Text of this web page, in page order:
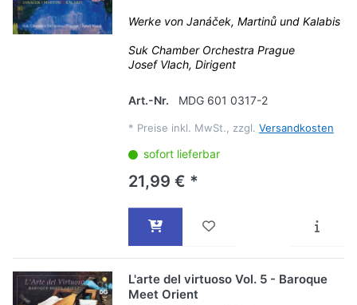
Werke von Janáček, Martinů und Kalabis
Suk Chamber Orchestra Prague
Josef Vlach, Dirigent
Art.-Nr. MDG 601 0317-2
* Preise inkl. MwSt., zzgl. Versandkosten
sofort lieferbar
21,99 € *
L'arte del virtuoso Vol. 5 - Baroque
Meet Orient